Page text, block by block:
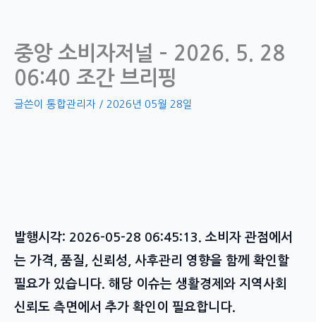
중앙 소비자저널 – 2026. 5. 28
06:40 조간 브리핑
글쓴이 통합관리자 / 2026년 05월 28일
발행시각: 2026-05-28 06:45:13. 소비자 관점에서
는 가격, 품질, 신뢰성, 사후관리 영향을 함께 확인할
필요가 있습니다. 해당 이슈는 생활경제와 지역사회
신뢰도 측면에서 추가 확인이 필요합니다.